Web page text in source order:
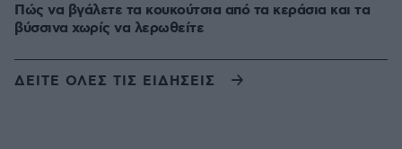
Πώς να βγάλετε τα κουκούτσια από τα κεράσια και τα
βύσσινα χωρίς να λερωθείτε
ΔΕΙΤΕ ΟΛΕΣ ΤΙΣ ΕΙΔΗΣΕΙΣ